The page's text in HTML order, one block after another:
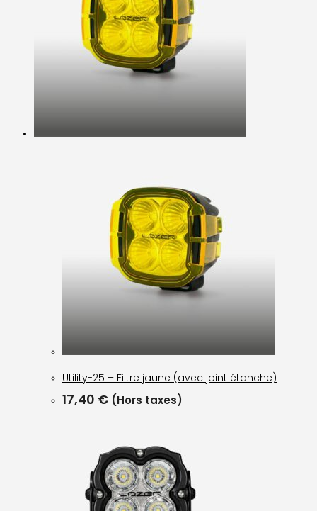
Utility-25 – Filtre jaune (avec joint étanche)
17,40 € (Hors taxes)